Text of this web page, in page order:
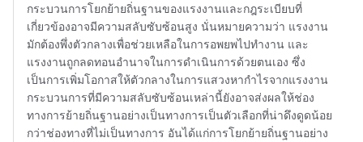
กระบวนการโยกย้ายถิ่นฐานของแรงงานและกฎระเบียบที่
เกี่ยวข้องอาจมีความสลับซับซ้อนสูง นั่นหมายความว่า แรงงาน
มักต้องพึ่งตัวกลางเพื่อช่วยเหลือในการอพยพไปทำงาน และ
แรงงานถูกลดทอนอำนาจในการดำเนินการด้วยตนเอง ซึ่ง
เป็นการเพิ่มโอกาสให้ตัวกลางในการแสวงหากำไรจากแรงงาน
กระบวนการที่มีความสลับซับซ้อนเหล่านี้ยังอาจส่งผลให้ช่อง
ทางการย้ายถิ่นฐานอย่างเป็นทางการเป็นตัวเลือกที่น่าดึงดูดน้อย
กว่าช่องทางที่ไม่เป็นทางการ อันได้แก่การโยกย้ายถิ่นฐานอย่าง